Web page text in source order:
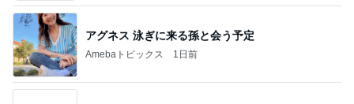
アグネス 泳ぎに来る孫と会う予定
Amebaトピックス 1日前